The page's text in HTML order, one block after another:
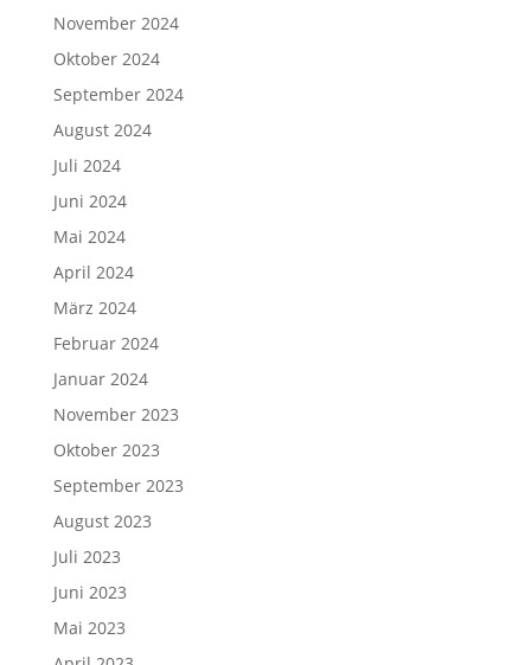
November 2024
Oktober 2024
September 2024
August 2024
Juli 2024
Juni 2024
Mai 2024
April 2024
März 2024
Februar 2024
Januar 2024
November 2023
Oktober 2023
September 2023
August 2023
Juli 2023
Juni 2023
Mai 2023